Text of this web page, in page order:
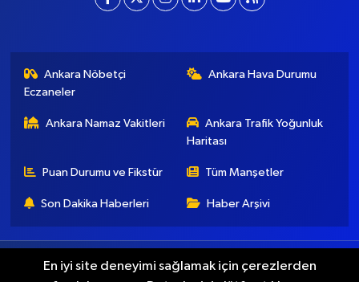
Ankara Nöbetçi
Eczaneler
Ankara Hava Durumu
Ankara Namaz Vakitleri
Ankara Trafik Yoğunluk
Haritası
Puan Durumu ve Fikstür Tüm Manşetler
Son Dakika Haberleri Haber Arşivi
Künye İletişim Gizlilik Koşulları
En iyi site deneyimi sağlamak için çerezlerden